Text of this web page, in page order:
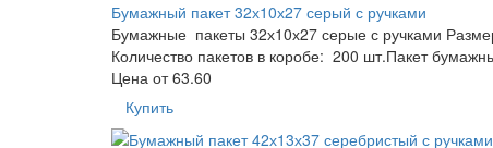
Бумажный пакет 32х10х27 серый с ручками
Бумажные пакеты 32х10х27 серые с ручками
Количество пакетов в коробе: 200 шт.Пакет
Цена от63.60
Купить